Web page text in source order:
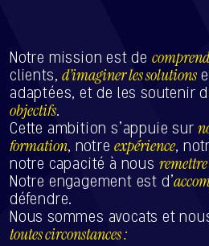
NOUS CONTACTER
Notre mission est de
clients,d’imaginer les solutions
adaptées, et de les soutenir
objectifs.
Cette ambition s’appuie sur
formation, notreexpérience,
notre capacité à nous
Notre engagement est d’
défendre.
Nous sommes avocats et
toutes circonstances :